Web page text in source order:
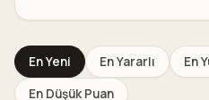
En Yeni En Yararlı
En
En Düşük Puan